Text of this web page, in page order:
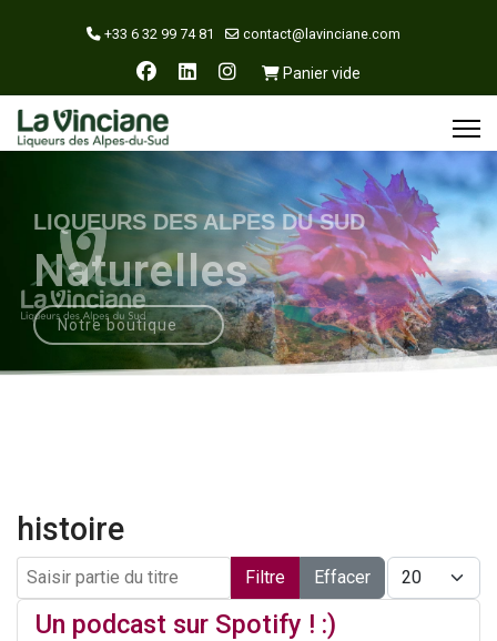
+33 6 32 99 74 81 contact@lavinciane.com
Panier vide
LIQUEURS DES ALPES DU SUD
Naturelles
Notre boutique
histoire
Saisir partie du titre Filtre Effacer Afficher #
Un podcast sur Spotify ! :)